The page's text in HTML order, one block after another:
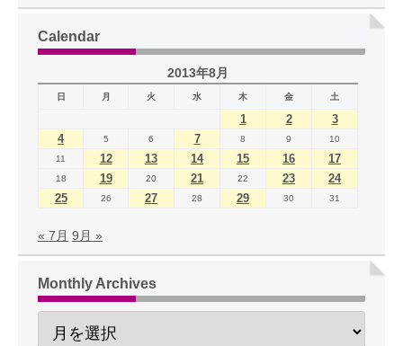
Calendar
2013年8月
日 月 火 水 木 金 土
1 2
3
4
5 6 7 8 9
10
11
12 13 14 15 16 17
18 19 20 21 22 23
24
25
26 27 28 29 30 31
« 7月 9月 »
Monthly Archives